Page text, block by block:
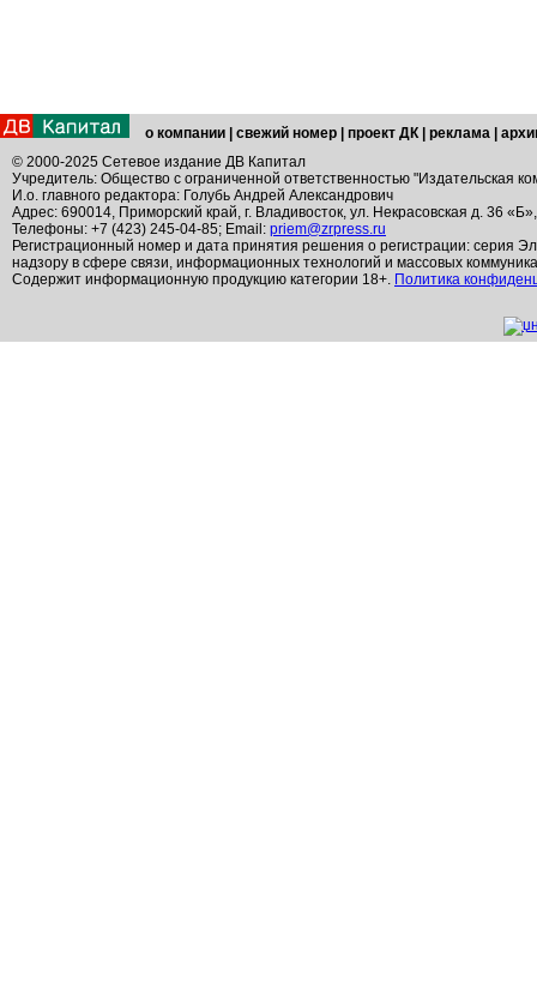
о компании свежий номер проект ДК реклама
© 2000-2025 Сетевое издание ДВ Капитал
Учредитель: Общество с ограниченной ответственностью "Издательская
И.о. главного редактора: Голубь Андрей Александрович
Адрес: 690014, Приморский край, г. Владивосток, ул. Некрасовская д. 36
Телефоны: +7 (423) 245-04-85; Email: priem@zrpress.ru
Регистрационный номер и дата принятия решения о регистрации: серия
надзору в сфере связи, информационных технологий и массовых
Содержит информационную продукцию категории 18+. Политика